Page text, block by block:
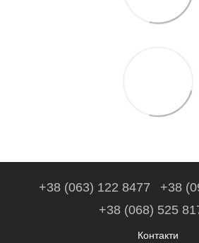
+38 (063) 122 8477
+38
+38 (068) 525
Контакти